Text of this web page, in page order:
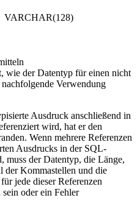
VARCHAR(128)
wie der Datentyp für einen nicht
Verwendung
Ausdruck anschließend in
wird, hat er den
Wenn mehrere Referenzen
Ausdrucks in der SQL-
muss der Datentyp, die Länge,
der Kommastellen und die
jede dieser Referenzen
oder ein Fehler